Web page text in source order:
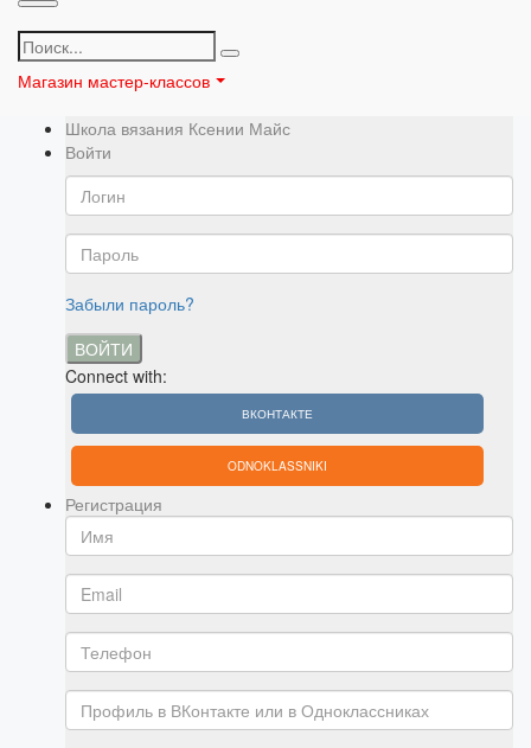
Магазин мастер-классов
Школа вязания Ксении Майс
Войти
Забыли пароль?
ВОЙТИ
Connect with:
ВКОНТАКТЕ
ODNOKLASSNIKI
Регистрация